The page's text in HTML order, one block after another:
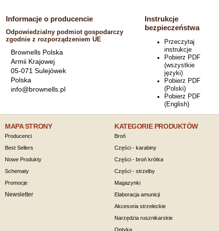
Informacje o producencie
Odpowiedzialny podmiot gospodarczy
zgodnie z rozporządzeniem UE
Brownells Polska
Armii Krajowej
05-071 Sulejówek
Polska
info@brownells.pl
Instrukcje
bezpieczeństwa
Przeczytaj
instrukcje
Pobierz PDF
(wszystkie
języki)
Pobierz PDF
(Polski)
Pobierz PDF
(English)
MAPA STRONY
Producenci
Best Sellers
Nowe Produkty
Schematy
Promocje
Newsletter
KATEGORIE PRODUKTÓW
Broń
Części - karabiny
Części - broń krótka
Części - strzelby
Magazynki
Elaboracja amunicji
Akcesoria strzeleckie
Narzędzia rusznikarskie
Optyka